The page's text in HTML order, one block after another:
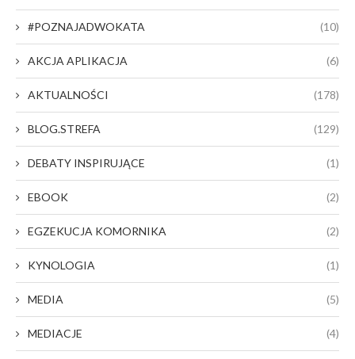
#POZNAJADWOKATA (10)
AKCJA APLIKACJA (6)
AKTUALNOŚCI (178)
BLOG.STREFA (129)
DEBATY INSPIRUJĄCE (1)
EBOOK (2)
EGZEKUCJA KOMORNIKA (2)
KYNOLOGIA (1)
MEDIA (5)
MEDIACJE (4)